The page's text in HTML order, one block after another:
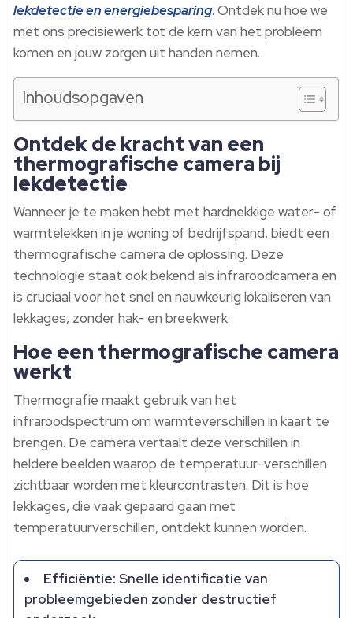
lekdetectie en energiebesparing.​ Ontdek nu hoe we
met ons precisiewerk tot de kern van het probleem
komen en jouw zorgen uit handen nemen.​
Inhoudsopgaven
Ontdek de kracht van een
thermografische camera bij
lekdetectie
Wanneer je te maken hebt met hardnekkige water- of
warmtelekken in je woning of bedrijfspand, biedt een
thermografische camera de oplossing.​ Deze
technologie staat ook bekend als infraroodcamera en
is cruciaal voor het snel en nauwkeurig lokaliseren van
lekkages, zonder hak- en breekwerk.​
Hoe een thermografische camera
werkt
Thermografie maakt gebruik van het
infraroodspectrum om warmteverschillen in kaart te
brengen.​ De camera vertaalt deze verschillen in
heldere beelden waarop de temperatuur-verschillen
zichtbaar worden met kleurcontrasten.​ Dit is hoe
lekkages, die vaak gepaard gaan met
temperatuurverschillen, ontdekt kunnen worden.​
Efficiëntie: Snelle identificatie van
probleemgebieden zonder destructief